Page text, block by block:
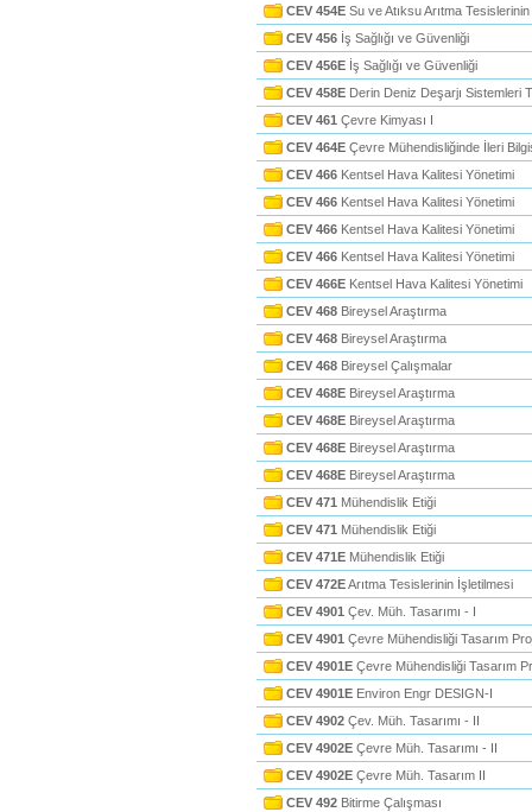
CEV 454E Su ve Atıksu Arıtma
CEV 456 İş Sağlığı ve Güvenliği
CEV 456E İş Sağlığı ve Güvenliği
CEV 458E Derin Deniz Deşarjı Sistemleri
CEV 461 Çevre Kimyası I
CEV 464E Çevre Mühendisliğinde İleri
CEV 466 Kentsel Hava Kalitesi Yönetimi
CEV 466 Kentsel Hava Kalitesi Yönetimi
CEV 466 Kentsel Hava Kalitesi Yönetimi
CEV 466 Kentsel Hava Kalitesi Yönetimi
CEV 466E Kentsel Hava Kalitesi Yönetimi
CEV 468 Bireysel Araştırma
CEV 468 Bireysel Araştırma
CEV 468 Bireysel Çalışmalar
CEV 468E Bireysel Araştırma
CEV 468E Bireysel Araştırma
CEV 468E Bireysel Araştırma
CEV 468E Bireysel Araştırma
CEV 471 Mühendislik Etiği
CEV 471 Mühendislik Etiği
CEV 471E Mühendislik Etiği
CEV 472EArıtma Tesislerinin İşletilmesi
CEV 4901 Çev. Müh. Tasarımı - I
CEV 4901 Çevre Mühendisliği Tasarım
CEV 4901E Çevre Mühendisliği Tasarım
CEV 4901E Environ Engr DESIGN-I
CEV 4902 Çev. Müh. Tasarımı - II
CEV 4902E Çevre Müh. Tasarımı - II
CEV 4902E Çevre Müh. Tasarım II
CEV 492 Bitirme Çalışması